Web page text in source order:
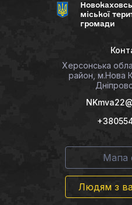
міської
громади
Херсонська
район, м.Нова
Мапа
Людям з